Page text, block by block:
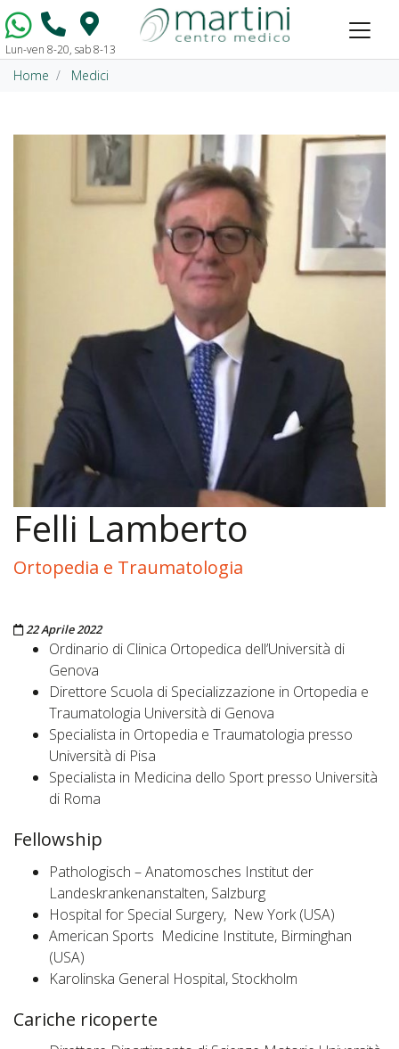
Vai al contenuto
Lun-ven 8-20, sab 8-13
Home Medici
Felli Lamberto
Ortopedia e Traumatologia
Pubblicato il
22 Aprile 2022
Ordinario di Clinica Ortopedica dell’Università di
Genova
Direttore Scuola di Specializzazione in Ortopedia e
Traumatologia Università di Genova
Specialista in Ortopedia e Traumatologia presso
Università di Pisa
Specialista in Medicina dello Sport presso Università
di Roma
Fellowship
Pathologisch – Anatomosches Institut der
Landeskrankenanstalten, Salzburg
Hospital for Special Surgery, New York (USA)
American Sports Medicine Institute, Birminghan
(USA)
Karolinska General Hospital, Stockholm
Cariche ricoperte